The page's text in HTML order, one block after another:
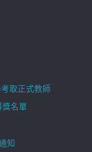
取正式教師
獎名單
知